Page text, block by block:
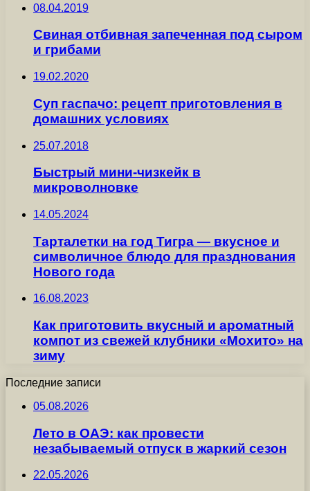
08.04.2019
Свиная отбивная запеченная под сыром
и грибами
19.02.2020
Суп гаспачо: рецепт приготовления в
домашних условиях
25.07.2018
Быстрый мини-чизкейк в
микроволновке
14.05.2024
Тарталетки на год Тигра — вкусное и
символичное блюдо для празднования
Нового года
16.08.2023
Как приготовить вкусный и ароматный
компот из свежей клубники «Мохито» на
зиму
Последние записи
05.08.2026
Лето в ОАЭ: как провести
незабываемый отпуск в жаркий сезон
22.05.2026